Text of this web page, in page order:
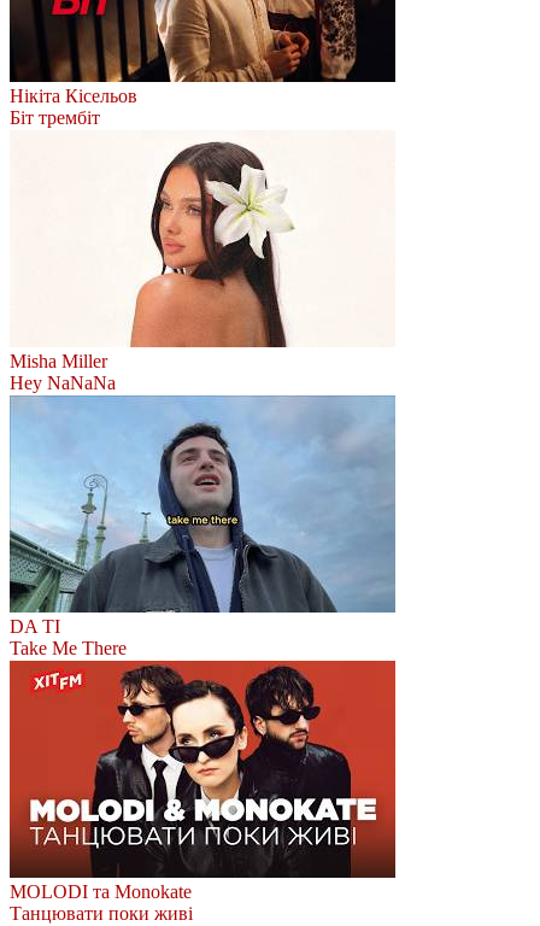
Нікіта Кісельов
Біт трембіт
Misha Miller
Hey NaNaNa
DA TI
Take Me There
MOLODI та Monokate
Танцювати поки живі